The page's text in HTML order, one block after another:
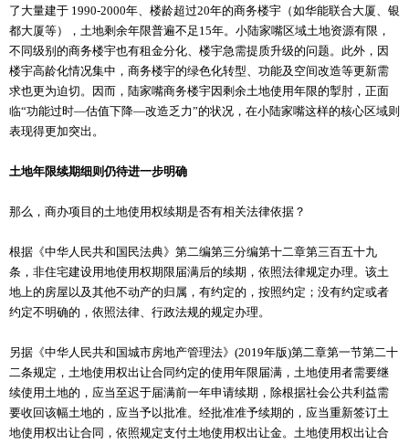
了大量建于 1990-2000年、楼龄超过20年的商务楼宇（如华能联合大厦、银
都大厦等），土地剩余年限普遍不足15年。小陆家嘴区域土地资源有限，
不同级别的商务楼宇也有租金分化、楼宇急需提质升级的问题。此外，因
楼宇高龄化情况集中，商务楼宇的绿色化转型、功能及空间改造等更新需
求也更为迫切。因而，陆家嘴商务楼宇因剩余土地使用年限的掣肘，正面
临“功能过时—估值下降—改造乏力”的状况，在小陆家嘴这样的核心区域则
表现得更加突出。
土地年限续期细则仍待进一步明确
那么，商办项目的土地使用权续期是否有相关法律依据？
根据《中华人民共和国民法典》第二编第三分编第十二章第三百五十九
条，非住宅建设用地使用权期限届满后的续期，依照法律规定办理。该土
地上的房屋以及其他不动产的归属，有约定的，按照约定；没有约定或者
约定不明确的，依照法律、行政法规的规定办理。
另据《中华人民共和国城市房地产管理法》(2019年版)第二章第一节第二十
二条规定，土地使用权出让合同约定的使用年限届满，土地使用者需要继
续使用土地的，应当至迟于届满前一年申请续期，除根据社会公共利益需
要收回该幅土地的，应当予以批准。经批准准予续期的，应当重新签订土
地使用权出让合同，依照规定支付土地使用权出让金。土地使用权出让合